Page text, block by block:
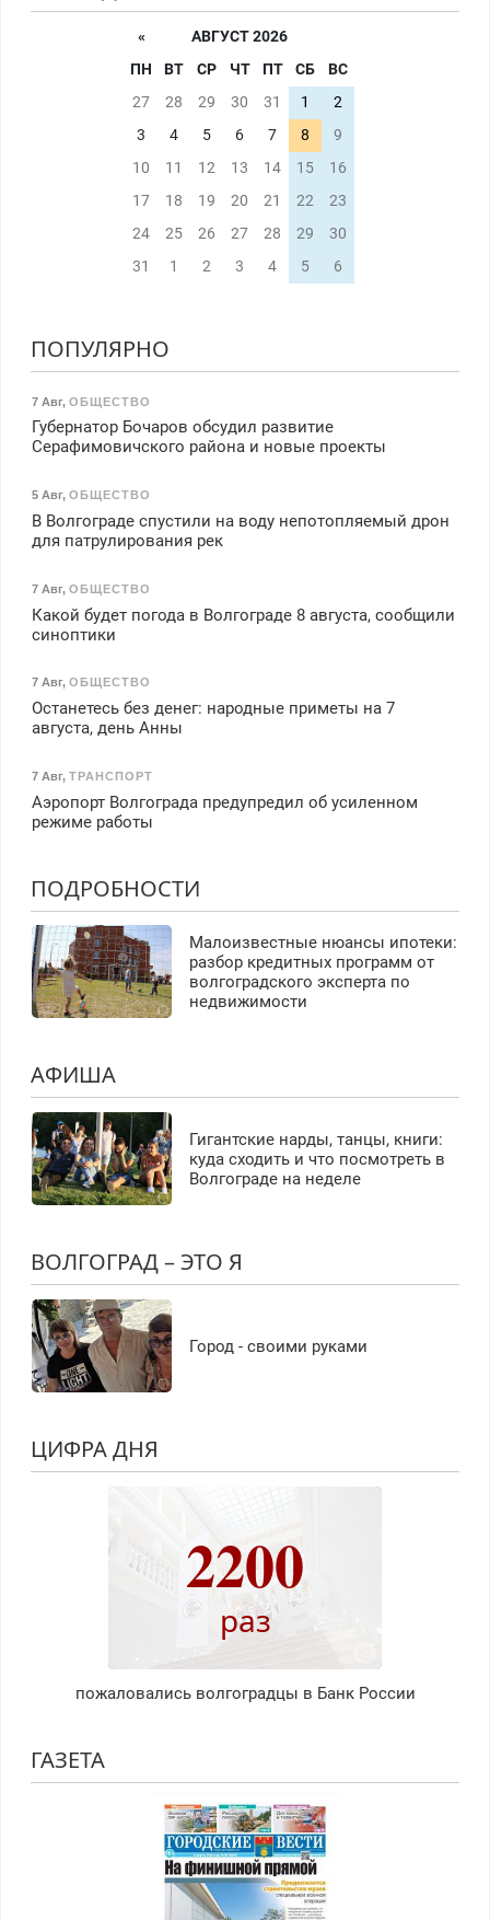
«
АВГУСТ 2026
ПН
ВТ СР ЧТ ПТ СБ
ВС
27
28 29 30 31 1
2
3
4 5 6 7 8
9
10
11 12 13 14 15
16
17
18 19 20 21 22
23
24
25 26 27 28 29
30
31
1 2 3 4 5 6
ПОПУЛЯРНО
7 Авг, ОБЩЕСТВО
Губернатор Бочаров обсудил развитие
Серафимовичского района и новые проекты
5 Авг, ОБЩЕСТВО
В Волгограде спустили на воду непотопляемый дрон
для патрулирования рек
7 Авг, ОБЩЕСТВО
Какой будет погода в Волгограде 8 августа, сообщили
синоптики
7 Авг, ОБЩЕСТВО
Останетесь без денег: народные приметы на 7
августа, день Анны
7 Авг, ТРАНСПОРТ
Аэропорт Волгограда предупредил об усиленном
режиме работы
ПОДРОБНОСТИ
Малоизвестные нюансы ипотеки:
разбор кредитных программ от
волгоградского эксперта по
недвижимости
АФИША
Гигантские нарды, танцы, книги:
куда сходить и что посмотреть в
Волгограде на неделе
ВОЛГОГРАД – ЭТО Я
Город - своими руками
ЦИФРА ДНЯ
2200
раз
пожаловались волгоградцы в Банк России
ГАЗЕТА